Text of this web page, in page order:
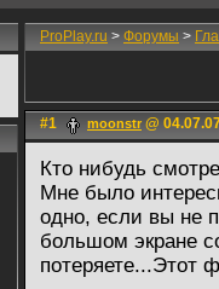
ProPlay.ru > Форумы >
#1 moonstr @
Кто нибудь
Мне было
одно, если вы не
большом экране
потеряете...Этот